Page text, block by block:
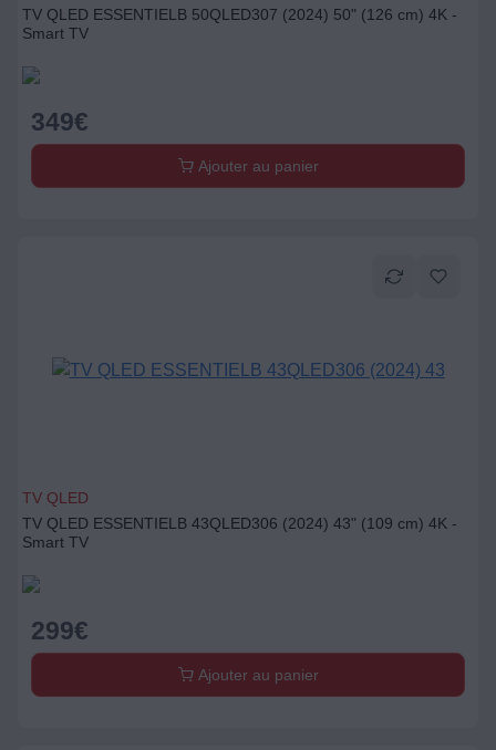
TV QLED ESSENTIELB 50QLED307 (2024) 50" (126 cm) 4K -
Smart TV
349€
Ajouter au panier
TV QLED
TV QLED ESSENTIELB 43QLED306 (2024) 43" (109 cm) 4K -
Smart TV
299€
Ajouter au panier